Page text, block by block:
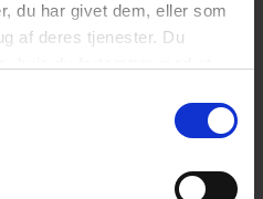
du har givet dem, eller som
af deres tjenester. Du